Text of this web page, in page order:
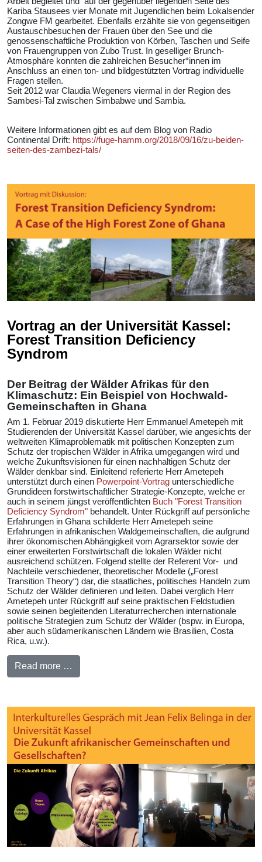
Kariba Stausees vier Monate mit Jugendlichen beim Lokalsender
Zongwe FM gearbeitet. Ebenfalls erzählte sie von gegenseitigen
Austauschbesuchen der Frauen über den See und die
genossenschaftliche Produktion von Körben, Taschen und Seife
von Frauengruppen von Zubo Trust. In geselliger Brunch-
Atmosphäre konnten die zahlreichen Besucher*innen im
Anschluss an einen ton- und bildgestützten Vortrag individuelle
Fragen stellen.
Seit 2012 war Claudia Wegeners viermal in der Region des
Sambesi-Tal zwischen Simbabwe und Sambia.
Weitere Informationen gibt es auf dem Blog von Radio
Continental Drift: https://fuge-hamm.org/2018/09/16/zu-beiden-
seiten-des-zambezi-tals/
Vortrag an der Universität Kassel:
Forest Transition Deficiency
Syndrom
Der Beitrag der Wälder Afrikas für den
Klimaschutz: Ein Beispiel von Hochwald-
Gemeinschaften in Ghana
Am 1. Februar 2019 diskutierte Herr Emmanuel Ametepeh mit
Studierenden der Universität Kassel darüber, wie angesichts der
weltweiten Klimaproblematik mit politischen Konzepten zum
Schutz der tropischen Wälder in Afrika umgegangen wird und
welche Zukunftsvisionen für einen nachhaltigen Schutz der
Wälder denkbar sind. Einleitend referierte Herr Ametepeh
unterstützt durch einen Powerpoint-Vortrag unterschiedliche
Grundideen forstwirtschaftlicher Strategie-Konzepte, welche er
auch in seinem jüngst veröffentlichten Buch "Forest Transition
Deficiency Syndrom" behandelt. Unter Rückgriff auf persönliche
Erfahrungen in Ghana schilderte Herr Ametepeh seine
Erfahrungen in afrikanischen Waldgemeinschaften, die aufgrund
ihrer ökonomischen Abhängigkeit vom Agrarsektor sowie der
einer erweiterten Forstwirtschaft die lokalen Wälder nicht
ausreichend schützen. Folgend stellte der Referent Vor- und
Nachteile verschiedener, theoretischer Modelle („Forest
Transition Theory“) dar, die staatliches, politisches Handeln zum
Schutz der Wälder definieren und leiten. Dabei verglich Herr
Ametepeh unter Rückgriff auf seine praktischen Feldstudien
sowie seinen begleitenden Literaturrecherchen internationale
politische Strategien zum Schutz der Wälder (bspw. in Europa,
aber auch südamerikanischen Ländern wie Brasilien, Costa
Rica, u.w.).
Read more …